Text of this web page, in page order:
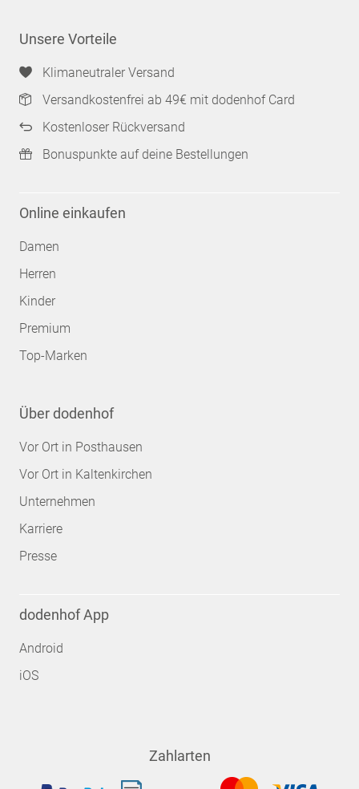
Unsere Vorteile
Klimaneutraler Versand
Versandkostenfrei ab 49€ mit dodenhof Card
Kostenloser Rückversand
Bonuspunkte auf deine Bestellungen
Online einkaufen
Damen
Herren
Kinder
Premium
Top-Marken
Über dodenhof
Vor Ort in Posthausen
Vor Ort in Kaltenkirchen
Unternehmen
Karriere
Presse
dodenhof App
Android
iOS
Zahlarten